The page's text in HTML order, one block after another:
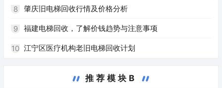
8 肇庆旧电梯回收行情及价格分析
9 福建电梯回收，了解价钱趋势与注意事项
10 江宁区医疗机构老旧电梯回收计划
推荐模块B